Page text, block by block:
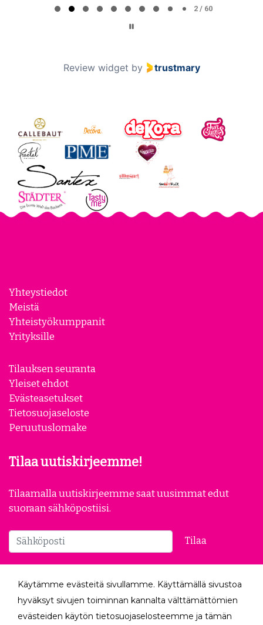
2 / 60
Review widget by trustmary
Yhteystiedot
Meistä
Yhteistyökumppanit
Yrityksille
Tilauksen seuranta
Yleiset ehdot
Evästeasetukset
Tietosuojaseloste
Peruutuslomake
Tilaa uutiskirjeemme!
Tilaamalla uutiskirjeemme saat uusimmat edut
suoraan sähköpostiisi.
Tilaa
Seuraa meitä
Käytämme evästeitä sivullamme. Käyttämällä sivustoa
hyväksyt sivujen toiminnan kannalta välttämättömien
evästeiden käytön tietosuojaselosteemme ja tämän